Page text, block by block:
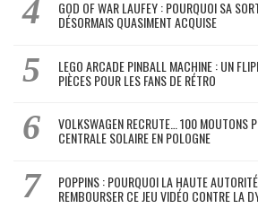
GOD OF WAR LAUFEY : POURQUOI SA
DÉSORMAIS QUASIMENT ACQUISE
LEGO ARCADE PINBALL MACHINE : UN
PIÈCES POUR LES FANS DE RÉTRO
VOLKSWAGEN RECRUTE… 100 MOUTONS
CENTRALE SOLAIRE EN POLOGNE
POPPINS : POURQUOI LA HAUTE
REMBOURSER CE JEU VIDÉO CONTRE LA